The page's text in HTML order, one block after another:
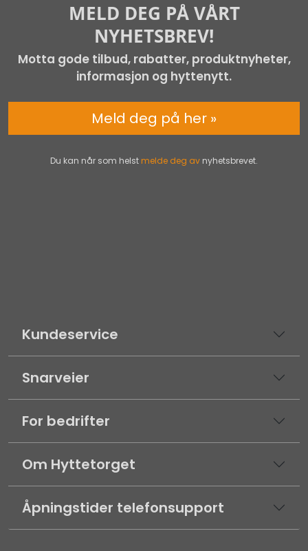
Kundeservice
Snarveier
For bedrifter
Om Hyttetorget
Åpningstider telefonsupport
MELD DEG PÅ VÅRT
NYHETSBREV!
Motta gode tilbud, rabatter, produktnyheter,
informasjon og hyttenytt.
Du kan når som helst melde deg av nyhetsbrevet.
Meld deg på her »